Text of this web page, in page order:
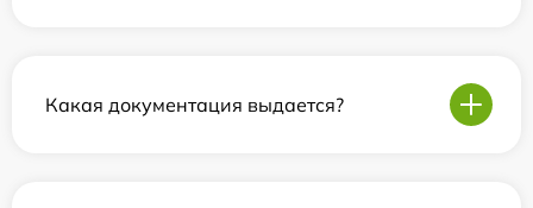
Какая документация выдается?